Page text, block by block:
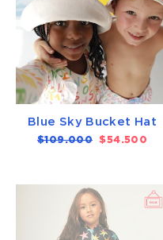
Blue Sky Bucket Hat
Precio
$109.000 Precio
$54.500